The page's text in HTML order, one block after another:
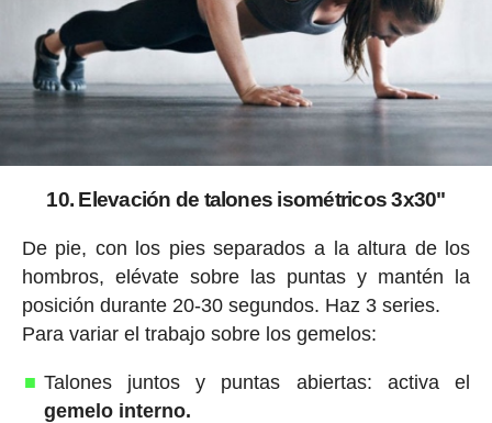
10. Elevación de talones isométricos 3x30"
De pie, con los pies separados a la altura de los
hombros, elévate sobre las puntas y mantén la
posición durante 20-30 segundos. Haz 3 series.
Para variar el trabajo sobre los gemelos:
Talones juntos y puntas abiertas: activa el
gemelo interno.